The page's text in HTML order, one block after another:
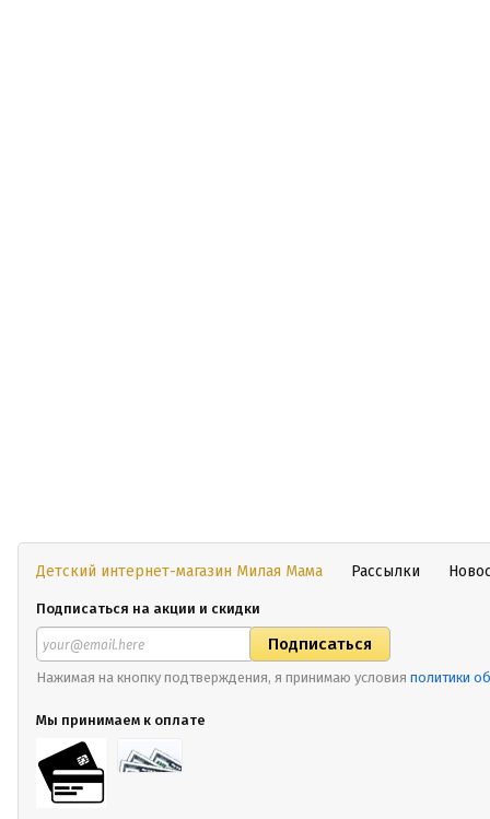
Детский интернет-магазин Милая Мама Рассылки
Подписаться на акции и скидки
Нажимая на кнопку подтверждения, я принимаю условия политики
Мы принимаем к оплате